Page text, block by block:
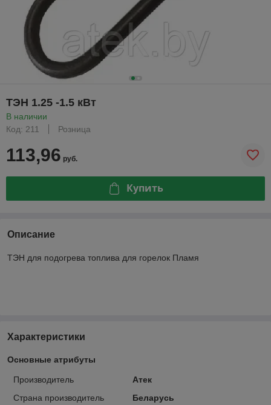
ТЭН 1.25 -1.5 кВт
В наличии
Код: 211
Розница
113,96 руб.
Купить
Описание
ТЭН для подогрева топлива для горелок Пламя
Характеристики
Основные атрибуты
Производитель
Атек
Страна производитель
Беларусь